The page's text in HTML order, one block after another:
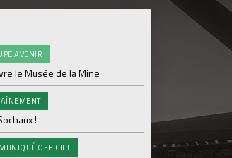
AVENIR
le Musée de la Mine
!
OFFICIEL
Nouveau renfort